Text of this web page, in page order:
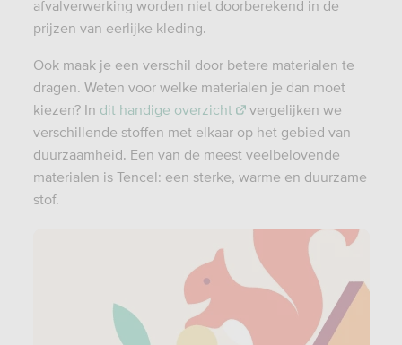
afvalverwerking worden niet doorberekend in de
prijzen van eerlijke kleding.
Ook maak je een verschil door betere materialen te
dragen. Weten voor welke materialen je dan moet
kiezen? In dit handige overzicht
vergelijken we
verschillende stoffen met elkaar op het gebied van
duurzaamheid. Een van de meest veelbelovende
materialen is Tencel: een sterke, warme en duurzame
stof.